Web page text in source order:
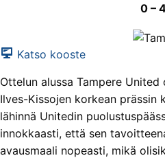
0 –
Katso kooste
Ottelun alussa Tampere
Ilves-Kissojen korkean prässin
lähinnä Unitedin
innokkaasti, että sen
avausmaali nopeasti, mikä